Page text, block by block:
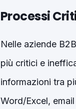
Processi
Nelle aziende
più critici e
informazioni tra
Word/Excel,